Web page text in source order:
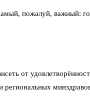
пожалуй, важный:
от